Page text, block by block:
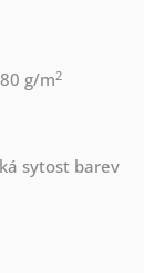
g/m2
sytost barev